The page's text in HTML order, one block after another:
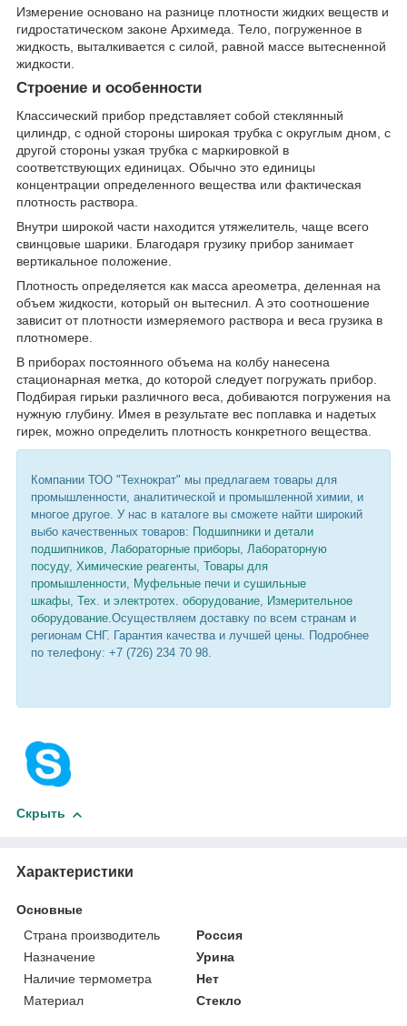
Измерение основано на разнице плотности жидких веществ и
гидростатическом законе Архимеда. Тело, погруженное в
жидкость, выталкивается с силой, равной массе вытесненной
жидкости.
Строение и особенности
Классический прибор представляет собой стеклянный
цилиндр, с одной стороны широкая трубка с округлым дном, с
другой стороны узкая трубка с маркировкой в
соответствующих единицах. Обычно это единицы
концентрации определенного вещества или фактическая
плотность раствора.
Внутри широкой части находится утяжелитель, чаще всего
свинцовые шарики. Благодаря грузику прибор занимает
вертикальное положение.
Плотность определяется как масса ареометра, деленная на
объем жидкости, который он вытеснил. А это соотношение
зависит от плотности измеряемого раствора и веса грузика в
плотномере.
В приборах постоянного объема на колбу нанесена
стационарная метка, до которой следует погружать прибор.
Подбирая гирьки различного веса, добиваются погружения на
нужную глубину. Имея в результате вес поплавка и надетых
гирек, можно определить плотность конкретного вещества.
Компании ТОО "Технократ" мы предлагаем товары для
промышленности, аналитической и промышленной химии, и
многое другое. У нас в каталоге вы сможете найти широкий
выбо качественных товаров: Подшипники и детали
подшипников, Лабораторные приборы, Лабораторную
посуду, Химические реагенты, Товары для
промышленности, Муфельные печи и сушильные
шкафы, Тех. и электротех. оборудование, Измерительное
оборудование.Осуществляем доставку по всем странам и
регионам СНГ. Гарантия качества и лучшей цены. Подробнее
по телефону: +7 (726) 234 70 98.
Скрыть
Характеристики
Основные
Страна производитель
Россия
Назначение
Урина
Наличие термометра
Нет
Материал
Стекло